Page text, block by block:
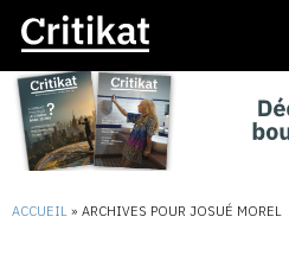
ACCUEIL » ARCHIVES POUR JOSUÉ MOREL